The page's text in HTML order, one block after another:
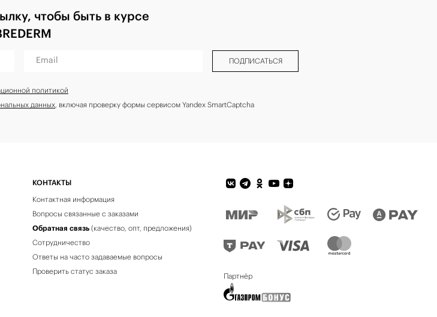
чтобы быть в курсе
Email ПОДПИСАТЬСЯ
политикой
данных, включая проверку формы сервисом Yandex SmartCaptcha
КОНТАКТЫ
Контактная информация
Вопросы связанные с заказами
Обратная связь (качество, опт, предложения)
Сотрудничество
Ответы на часто задаваемые вопросы
Проверить статус заказа
Партнёр